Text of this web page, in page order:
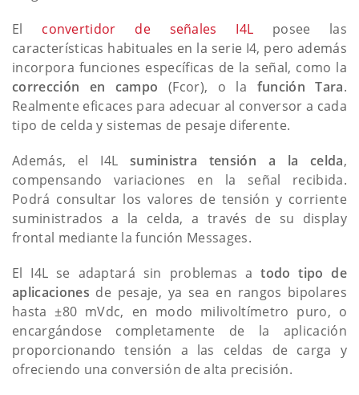
El convertidor de señales I4L posee las
características habituales en la serie I4, pero además
incorpora funciones específicas de la señal, como la
corrección en campo (Fcor), o la función Tara.
Realmente eficaces para adecuar al conversor a cada
tipo de celda y sistemas de pesaje diferente.
Además, el I4L suministra tensión a la celda,
compensando variaciones en la señal recibida.
Podrá consultar los valores de tensión y corriente
suministrados a la celda, a través de su display
frontal mediante la función Messages.
El I4L se adaptará sin problemas atodo tipo de
aplicaciones de pesaje, ya sea en rangos bipolares
hasta ±80 mVdc, en modo milivoltímetro puro, o
encargándose completamente de la aplicación
proporcionando tensión a las celdas de carga y
ofreciendo una conversión de alta precisión.